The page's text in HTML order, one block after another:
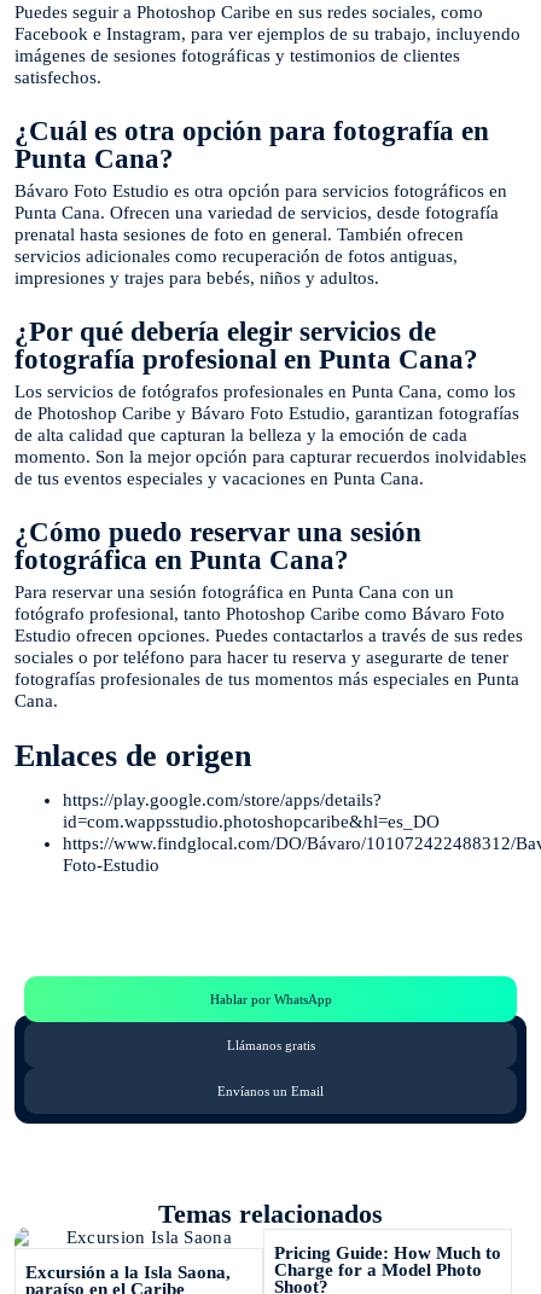
Puedes seguir a Photoshop Caribe en sus redes sociales, como
Facebook e Instagram, para ver ejemplos de su trabajo, incluyendo
imágenes de sesiones fotográficas y testimonios de clientes
satisfechos.
¿Cuál es otra opción para fotografía en
Punta Cana?
Bávaro Foto Estudio es otra opción para servicios fotográficos en
Punta Cana. Ofrecen una variedad de servicios, desde fotografía
prenatal hasta sesiones de foto en general. También ofrecen
servicios adicionales como recuperación de fotos antiguas,
impresiones y trajes para bebés, niños y adultos.
¿Por qué debería elegir servicios de
fotografía profesional en Punta Cana?
Los servicios de fotógrafos profesionales en Punta Cana, como los
de Photoshop Caribe y Bávaro Foto Estudio, garantizan fotografías
de alta calidad que capturan la belleza y la emoción de cada
momento. Son la mejor opción para capturar recuerdos inolvidables
de tus eventos especiales y vacaciones en Punta Cana.
¿Cómo puedo reservar una sesión
fotográfica en Punta Cana?
Para reservar una sesión fotográfica en Punta Cana con un
fotógrafo profesional, tanto Photoshop Caribe como Bávaro Foto
Estudio ofrecen opciones. Puedes contactarlos a través de sus redes
sociales o por teléfono para hacer tu reserva y asegurarte de tener
fotografías profesionales de tus momentos más especiales en Punta
Cana.
Enlaces de origen
https://play.google.com/store/apps/details?
id=com.wappsstudio.photoshopcaribe&hl=es_DO
https://www.findglocal.com/DO/Bávaro/101072422488312/
Foto-Estudio
Hablar por WhatsApp
Llámanos gratis
Envíanos un Email
Temas relacionados
Excursión a la Isla Saona,
paraíso en el Caribe
Pricing Guide: How Much to
Charge for a Model Photo
Shoot?